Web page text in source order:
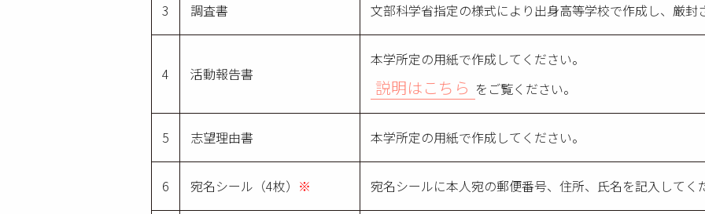
3 調査書 文部科学省指定の様式により出身高等学校で作成し、厳封
4 活動報告書
本学所定の用紙で作成してください。
説明はこちら をご覧ください。
5 志望理由書 本学所定の用紙で作成してください。
6 宛名シール（4枚） ※ 宛名シールに本人宛の郵便番号、住所、氏名を記入してく